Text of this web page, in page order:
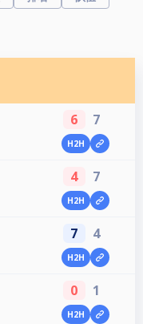
6 7
H2H
4 7
H2H
7 4
H2H
0 1
H2H